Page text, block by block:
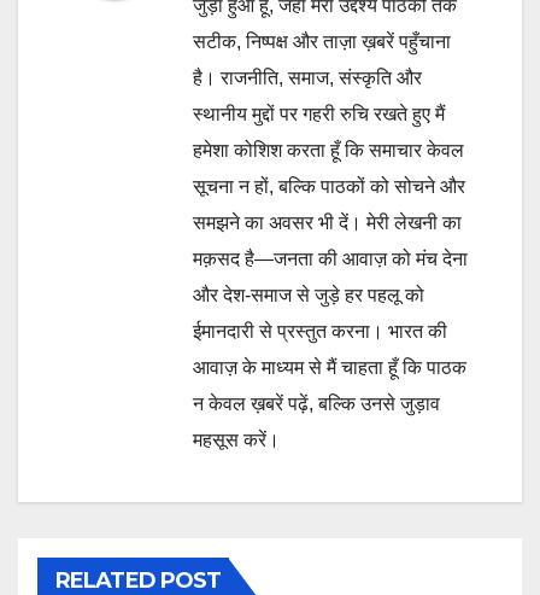
जुड़ा हुआ हूँ, जहाँ मेरा उद्देश्य पाठकों तक
सटीक, निष्पक्ष और ताज़ा ख़बरें पहुँचाना
है। राजनीति, समाज, संस्कृति और
स्थानीय मुद्दों पर गहरी रुचि रखते हुए मैं
हमेशा कोशिश करता हूँ कि समाचार केवल
सूचना न हों, बल्कि पाठकों को सोचने और
समझने का अवसर भी दें। मेरी लेखनी का
मक़सद है—जनता की आवाज़ को मंच देना
और देश-समाज से जुड़े हर पहलू को
ईमानदारी से प्रस्तुत करना। भारत की
आवाज़ के माध्यम से मैं चाहता हूँ कि पाठक
न केवल ख़बरें पढ़ें, बल्कि उनसे जुड़ाव
महसूस करें।
RELATED POST